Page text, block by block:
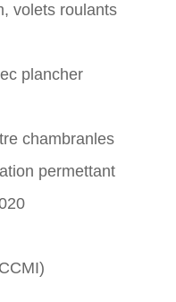
volets roulants
plancher
chambranles
permettant